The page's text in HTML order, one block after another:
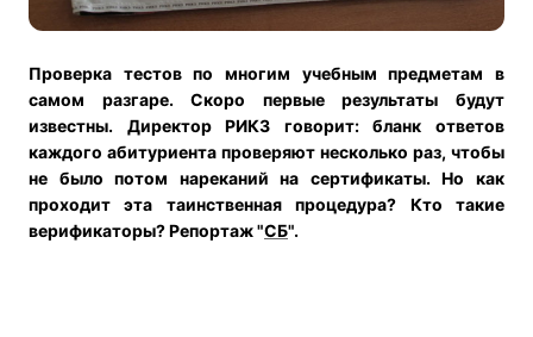
Проверка тестов по многим учебным предметам в
самом разгаре. Скоро первыерезультаты будут
известны. Директор РИКЗ говорит: бланк ответов
каждого абитуриента проверяют несколько раз, чтобы
не было потом нареканий на сертификаты. Но как
проходит эта таинственная процедура? Кто такие
верификаторы? Репортаж"СБ".